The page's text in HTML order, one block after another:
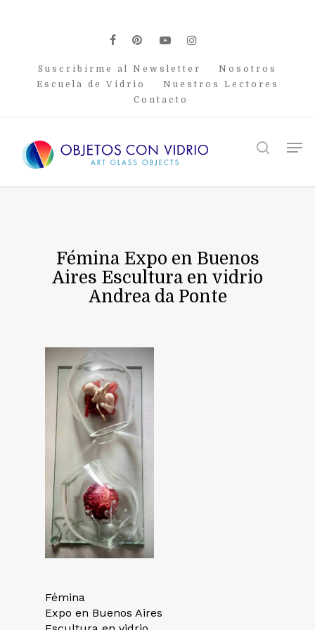
facebook
pinterest
youtubeinstagram
Suscribirme al Newsletter
Nosotros
Escuela de Vidrio
Nuestros Lectores
Contacto
search
Fémina Expo en Buenos
Aires Escultura en vidrio
Andrea da Ponte
Fémina
Expo en Buenos Aires